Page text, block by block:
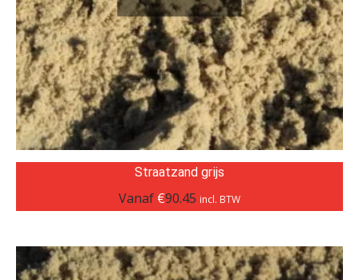
Straatzand grijs
Vanaf €90.45 incl. BTW